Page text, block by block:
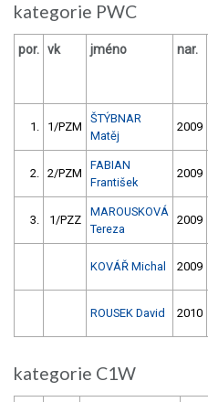
kategorie PWC
por. vk jméno nar.
1. 1/PZM
ŠTÝBNAR
Matěj
2009
2. 2/PZM
FABIAN
František
2009
3. 1/PZZ
MAROUSKOVÁ
Tereza
2009
KOVÁŘ Michal 2009
ROUSEK David 2010
kategorie C1W